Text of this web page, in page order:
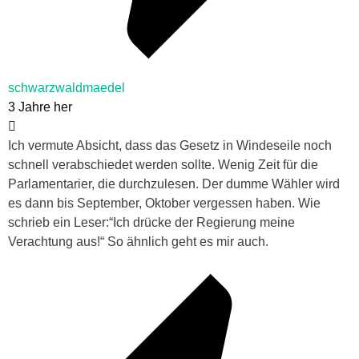
schwarzwaldmaedel
3 Jahre her
Ich vermute Absicht, dass das Gesetz in Windeseile noch
schnell verabschiedet werden sollte. Wenig Zeit für die
Parlamentarier, die durchzulesen. Der dumme Wähler wird
es dann bis September, Oktober vergessen haben. Wie
schrieb ein Leser:“Ich drücke der Regierung meine
Verachtung aus!“ So ähnlich geht es mir auch.